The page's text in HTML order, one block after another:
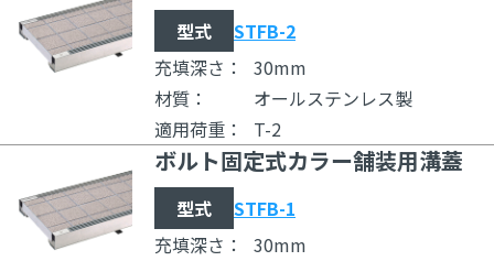
型式
STFB-2
充填深さ：
30mm
材質：
オールステンレス製
適用荷重：
T-2
ボルト固定式カラー舗装用溝蓋
型式
STFB-1
充填深さ：
30mm